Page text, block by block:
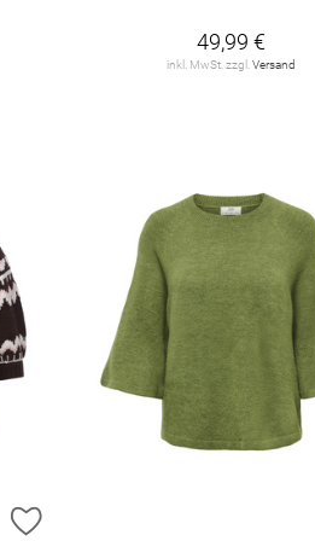
49,99 €
inkl. MwSt. zzgl.Versand
ZUR WUNSCHLISTE HINZUFÜGEN